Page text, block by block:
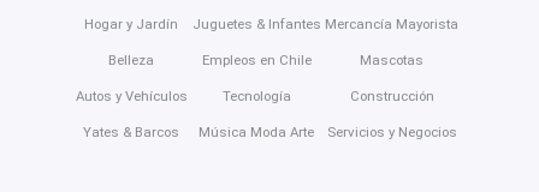
Hogar y Jardín
Belleza
Autos y Vehículos
Yates & Barcos
Juguetes & Infantes
Empleos en Chile
Tecnología
Música Moda Arte
Mercancía Mayorista
Mascotas
Construcción
Servicios y Negocios